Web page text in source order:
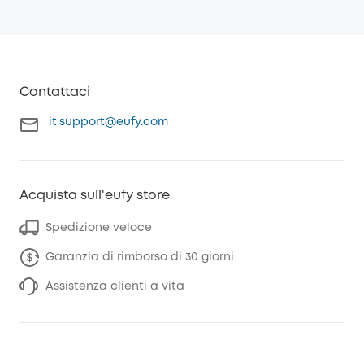
Contattaci
it.support@eufy.com
Acquista sull'eufy store
Spedizione veloce
Garanzia di rimborso di 30 giorni
Assistenza clienti a vita